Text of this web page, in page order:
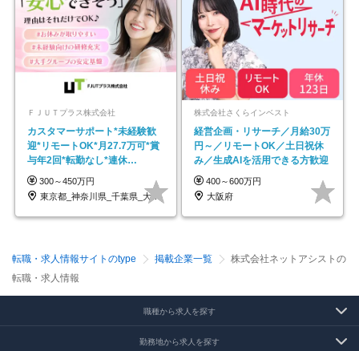
ＦＪＵＴプラス株式会社
カスタマーサポート*未経験歓
迎*リモートOK*月27.7万可*賞
与年2回*転勤なし*連休
OK/ZE010232
300～450万円
東京都_神奈川県_千葉県_大阪府_愛知県…
株式会社さくらインベスト
経営企画・リサーチ／月給30万
円～／リモートOK／土日祝休
み／生成AIを活用できる方歓迎
400～600万円
大阪府
転職・求人情報サイトのtype 掲載企業一覧
株式会社ネットアシストの
転職・求人情報
職種から求人を探す
勤務地から求人を探す